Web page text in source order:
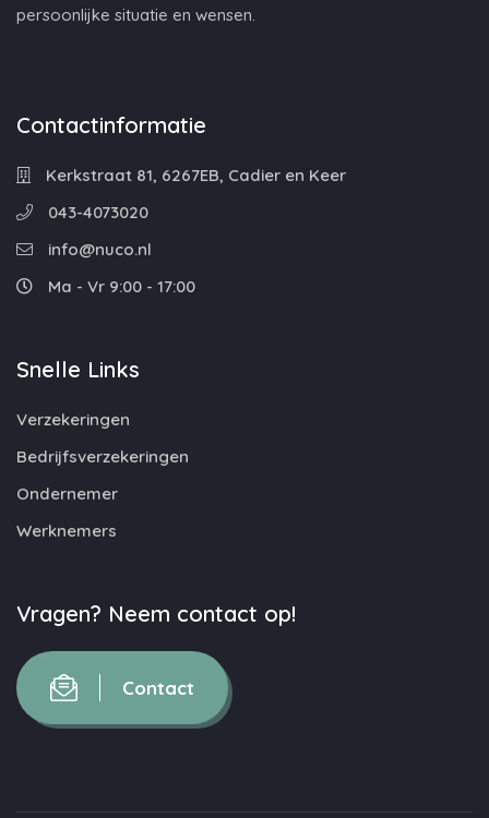
persoonlijke situatie en wensen.
Contactinformatie
Kerkstraat 81, 6267EB, Cadier en Keer
043-4073020
info@nuco.nl
Ma - Vr 9:00 - 17:00
Snelle Links
Verzekeringen
Bedrijfsverzekeringen
Ondernemer
Werknemers
Vragen? Neem contact op!
Contact